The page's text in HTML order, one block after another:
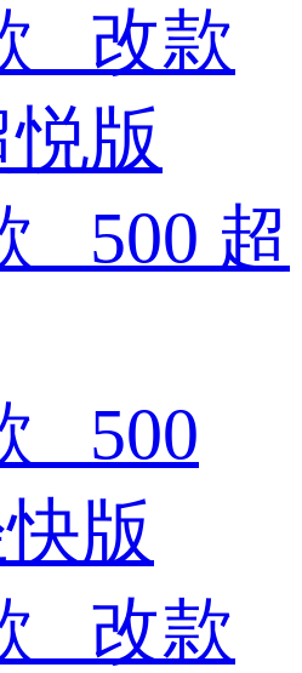
改款
悦版
500 超
500
版
改款